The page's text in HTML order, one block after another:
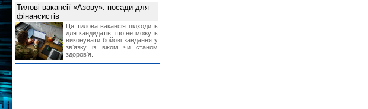
Тилові вакансії «Азову»: посади для
фінансистів
Ця тилова вакансія підходить
для кандидатів, що не можуть
виконувати бойові завдання у
звʼязку із віком чи станом
здоровʼя.